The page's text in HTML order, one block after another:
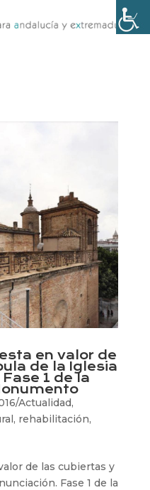
en valor de
de la Iglesia
1 de la
Actualidad,
, rehabilitación,
de las cubiertas y
Fase 1 de la